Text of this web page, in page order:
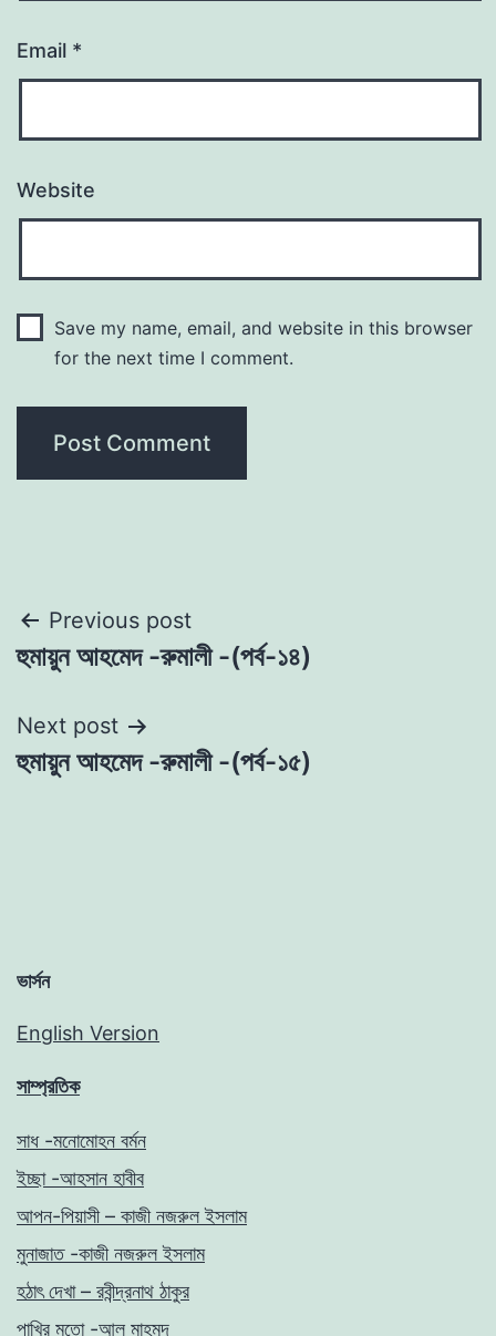
Email *
Website
Save my name, email, and website in this browser
for the next time I comment.
Post
navigation
Previous post
হুমায়ুন আহমেদ -রুমালী -(পর্ব-১৪)
Next post
হুমায়ুন আহমেদ -রুমালী -(পর্ব-১৫)
ভার্সন
English Version
সাম্প্রতিক
সাধ -মনোমোহন বর্মন
ইচ্ছা -আহসান হাবীব
আপন-পিয়াসী – কাজী নজরুল ইসলাম
মুনাজাত -কাজী নজরুল ইসলাম
হঠাৎ দেখা – রবীন্দ্রনাথ ঠাকুর
পাখির মতো -আল মাহমুদ